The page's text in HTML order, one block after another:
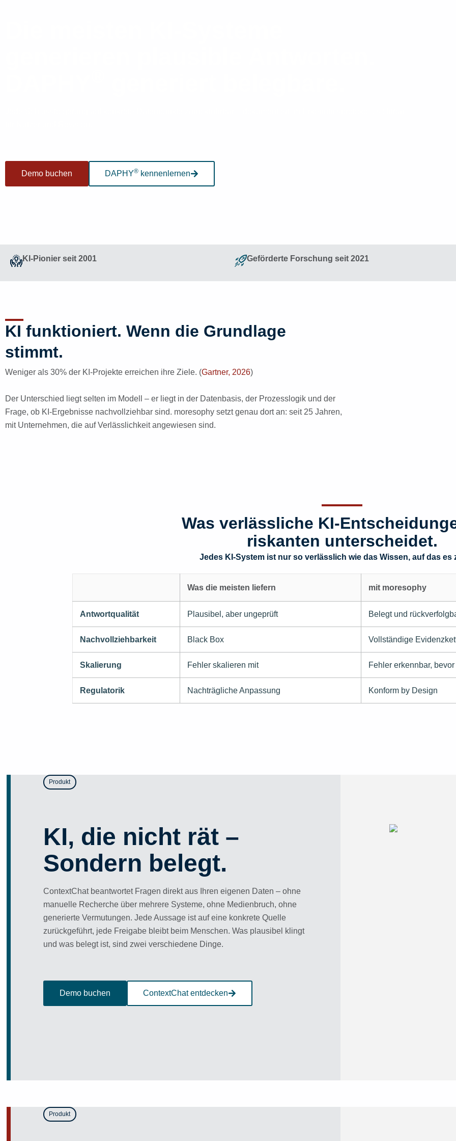
Demo buchen DAPHY® kennenlernen
KI-Pionier seit 2001 Geförderte Forschung seit 2021
KI funktioniert. Wenn die Grundlage
stimmt.
Weniger als 30% der KI-Projekte erreichen ihre Ziele. (Gartner, 2026)
Der Unterschied liegt selten im Modell – er liegt in der Datenbasis, der Prozesslogik und der
Frage, ob KI-Ergebnisse nachvollziehbar sind. moresophy setzt genau dort an: seit 25 Jahren,
mit Unternehmen, die auf Verlässlichkeit angewiesen sind.
Was verlässliche KI-
riskanten unterscheidet.
Jedes KI-System ist nur so verlässlich wie das Wissen, auf das es
Was die meisten liefern mit moresophy
Antwortqualität Plausibel, aber ungeprüft Belegt und
Nachvollziehbarkeit Black Box Vollständige
Skalierung Fehler skalieren mit Fehler erkennbar,
Regulatorik Nachträgliche Anpassung Konform by Design
Produkt
KI, die nicht rät –
Sondern belegt.
ContextChat beantwortet Fragen direkt aus Ihren eigenen Daten – ohne
manuelle Recherche über mehrere Systeme, ohne Medienbruch, ohne
generierte Vermutungen. Jede Aussage ist auf eine konkrete Quelle
zurückgeführt, jede Freigabe bleibt beim Menschen. Was plausibel klingt
und was belegt ist, sind zwei verschiedene Dinge.
Demo buchen ContextChat entdecken
Produkt